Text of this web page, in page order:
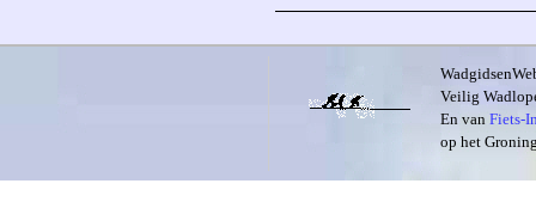
Veilig
En van Fiets-
op het